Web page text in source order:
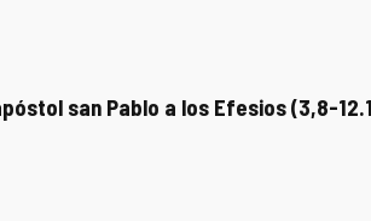
san Pablo a los Efesios (3,8-